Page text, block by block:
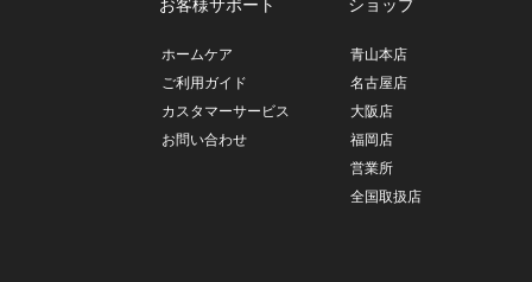
お客様サポート
ホームケア
ご利用ガイド
カスタマーサービス
お問い合わせ
ショップ
青山本店
名古屋店
大阪店
福岡店
営業所
全国取扱店